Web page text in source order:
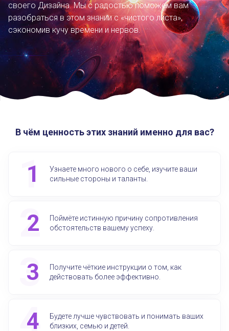
своего Дизайна. Мы с радостью поможем вам
разобраться в этом знании с «чистого листа»,
сэкономив кучу времени и нервов.
В чём ценность этих знаний именно для вас?
Узнаете много нового о себе, изучите ваши
сильные стороны и таланты.
Поймёте истинную причину сопротивления
обстоятельств вашему успеху.
Получите чёткие инструкции о том, как
действовать более эффективно.
Будете лучше чувствовать и понимать ваших
близких, семью и детей.